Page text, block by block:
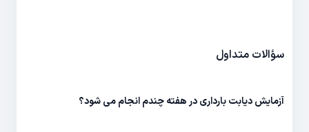
سؤالات متداول
آزمایش دیابت بارداری در هفته چندم انجام می شود؟